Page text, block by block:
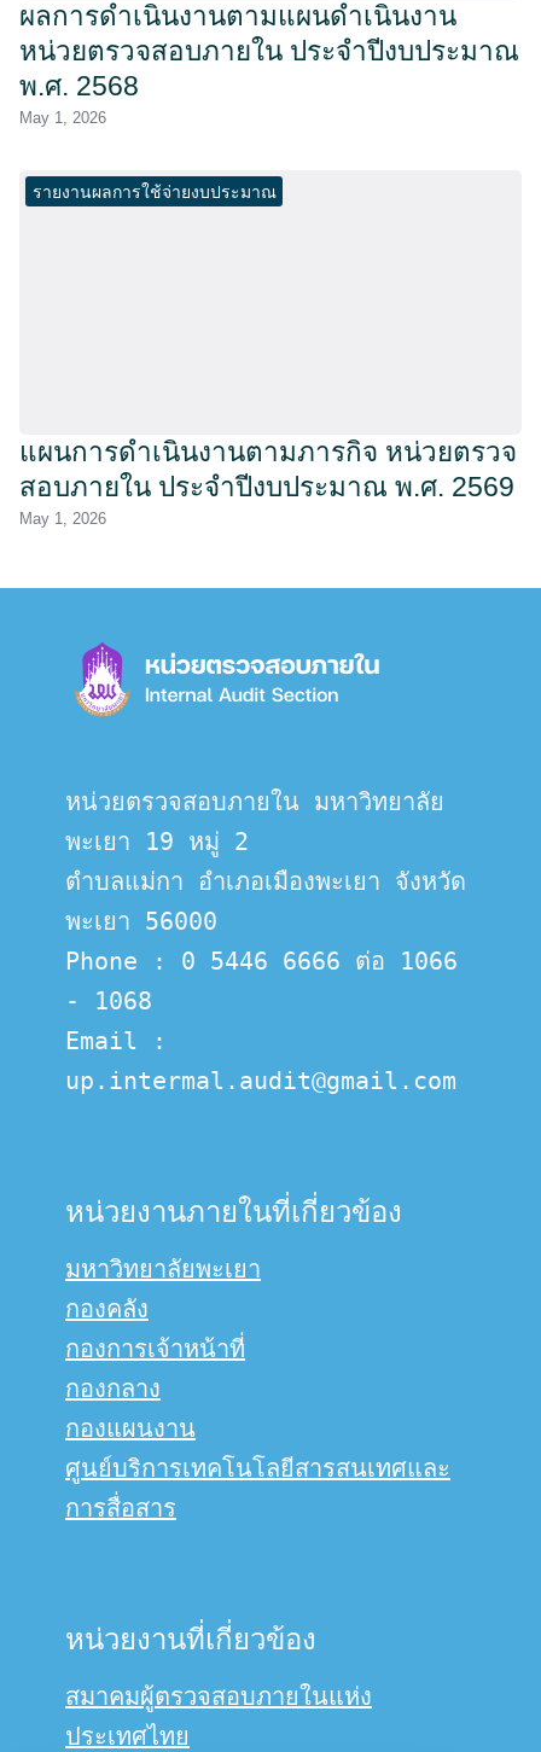
ผลการดำเนินงานตามแผนดำเนินงาน
หน่วยตรวจสอบภายใน ประจำปีงบประมาณ
พ.ศ. 2568
May 1, 2026
รายงานผลการใช้จ่ายงบประมาณ
แผนการดำเนินงานตามภารกิจ หน่วยตรวจ
สอบภายใน ประจำปีงบประมาณ พ.ศ. 2569
May 1, 2026
หน่วยตรวจสอบภายใน มหาวิทยาลัย
พะเยา 19 หมู่ 2
ตำบลแม่กา อำเภอเมืองพะเยา จังหวัด
พะเยา 56000
Phone : 0 5446 6666 ต่อ 1066
- 1068
Email :
up.intermal.audit@gmail.com
หน่วยงานภายในที่เกี่ยวข้อง
มหาวิทยาลัยพะเยา
กองคลัง
กองการเจ้าหน้าที่
กองกลาง
กองแผนงาน
ศูนย์บริการเทคโนโลยีสารสนเทศและ
การสื่อสาร
หน่วยงานที่เกี่ยวข้อง
สมาคมผู้ตรวจสอบภายในแห่ง
ประเทศไทย